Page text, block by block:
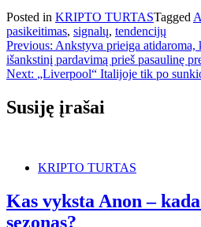
Posted in KRIPTO TURTASTagged
pasikeitimas, signalų, tendencijų
Navigacija
tarp
Previous: Ankstyva prieiga atidaroma,
išankstinį pardavimą prieš pasaulinę
Next: „Liverpool“ Italijoje tik po
Susiję įrašai
KRIPTO TURTAS
Kas vyksta Anon –
sezonas?